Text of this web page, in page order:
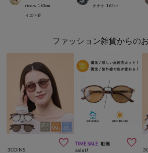
rico.w 163cm
イエベ春
ナナオ 163cm
ファッション雑貨からの

3COINS
TIME SALE 動画 
salut!